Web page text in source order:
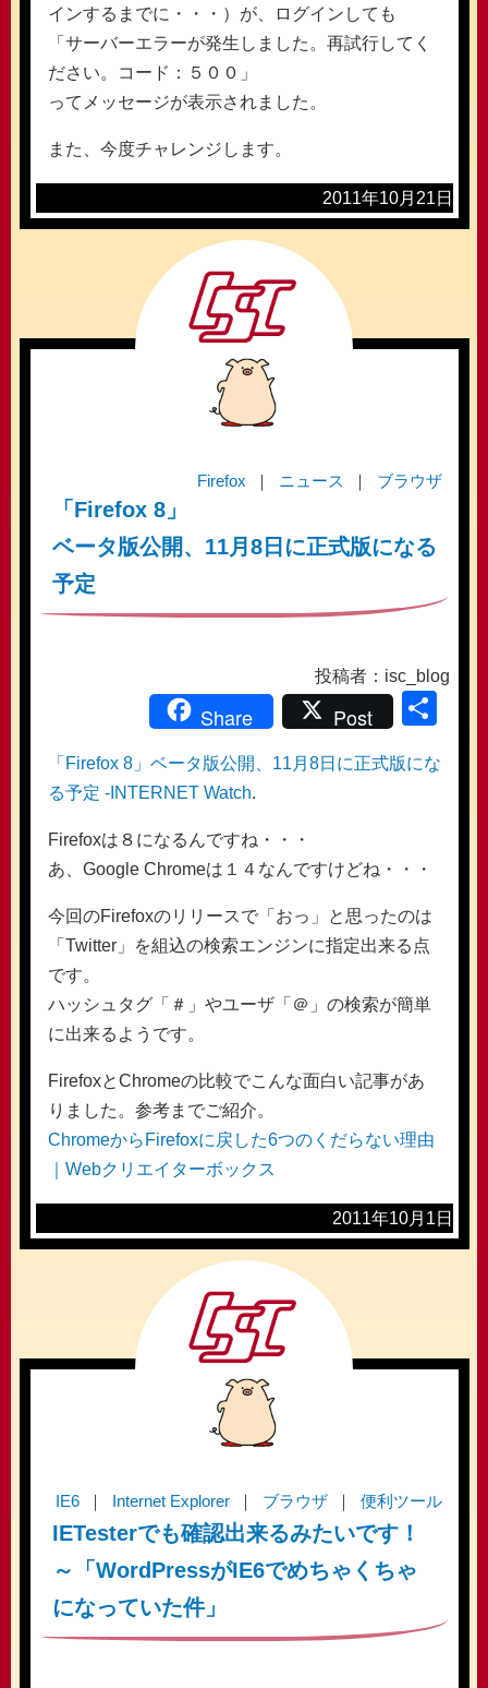
インするまでに・・・）が、ログインしても
「サーバーエラーが発生しました。再試行してく
ださい。コード：５００」
ってメッセージが表示されました。
また、今度チャレンジします。
2011年10月21日
Firefox ニュース ブラウザ
「Firefox 8」
ベータ版公開、11月8日に正式版になる
予定
投稿者：isc_blog
Share Post
「Firefox 8」ベータ版公開、11月8日に正式版にな
る予定 -INTERNET Watch.
Firefoxは８になるんですね・・・
あ、Google Chromeは１４なんですけどね・・・
今回のFirefoxのリリースで「おっ」と思ったのは
「Twitter」を組込の検索エンジンに指定出来る点
です。
ハッシュタグ「＃」やユーザ「＠」の検索が簡単
に出来るようです。
FirefoxとChromeの比較でこんな面白い記事があ
りました。参考までご紹介。
ChromeからFirefoxに戻した6つのくだらない理由
｜Webクリエイターボックス
2011年10月1日
IE6 Internet Explorer ブラウザ 便利ツール
IETesterでも確認出来るみたいです！
～「WordPressがIE6でめちゃくちゃ
になっていた件」